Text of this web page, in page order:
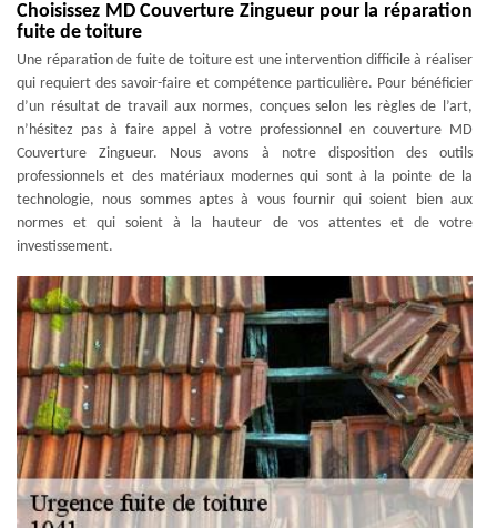
Choisissez MD Couverture Zingueur pour la réparation
fuite de toiture
Une réparation de fuite de toiture est une intervention difficile à réaliser
qui requiert des savoir-faire et compétence particulière. Pour bénéficier
d’un résultat de travail aux normes, conçues selon les règles de l’art,
n’hésitez pas à faire appel à votre professionnel en couverture MD
Couverture Zingueur. Nous avons à notre disposition des outils
professionnels et des matériaux modernes qui sont à la pointe de la
technologie, nous sommes aptes à vous fournir qui soient bien aux
normes et qui soient à la hauteur de vos attentes et de votre
investissement.